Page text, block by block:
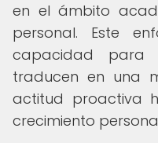
en el ámbito
personal. Este
capacidad para
traducen en una
actitud proactiva
crecimiento